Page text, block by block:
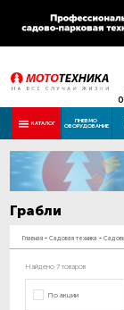
КАТАЛОГ ПНЕВМО
ОБОРУДОВАНИЕ
Грабли
Главная - Садовая техника -
Найдено 7 товаров
По акции